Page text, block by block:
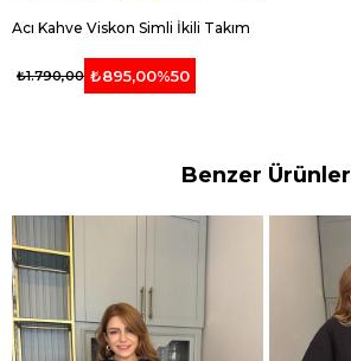
Acı Kahve Viskon Simli İkili Takım
₺895,00%50
₺1.790,00
Benzer Ürünler